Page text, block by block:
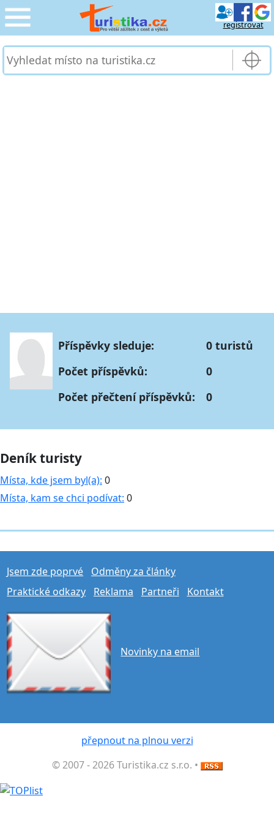
registrovat
CESTOVÁNÍ
Příspěvky sleduje:
0 turistů
Počet příspěvků:
0
Počet přečtení příspěvků:
0
Deník turisty
Místa, kde jsem byl(a): 0
Místa, kam se chci podívat: 0
Jsem zde poprvé
Odměny za články
Praktické odkazy
Reklama Partneři Kontakt
Novinky na email
přepnout na plnou verzi
© 2007 - 2026 Turistika.cz s.r.o. •